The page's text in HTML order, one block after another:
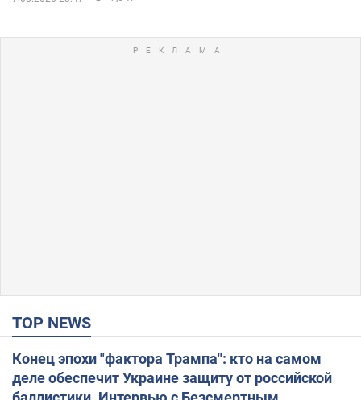
TOP NEWS
Конец эпохи "фактора Трампа": кто на самом
деле обеспечит Украине защиту от российской